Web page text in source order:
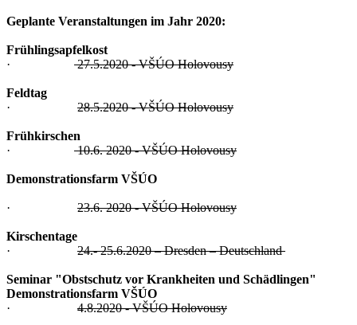
Geplante Veranstaltungen im Jahr 2020:
Frühlingsapfelkost
· 27.5.2020 - VŠÚO Holovousy
Feldtag
· 28.5.2020 - VŠÚO Holovousy
Frühkirschen
· 10.6. 2020 - VŠÚO Holovousy
Demonstrationsfarm VŠÚO
· 23.6. 2020 - VŠÚO Holovousy
Kirschentage
· 24.- 25.6.2020 – Dresden – Deutschland
Seminar "Obstschutz vor Krankheiten und Schädlingen"
Demonstrationsfarm VŠÚO
· 4.8.2020 - VŠÚO Holovousy